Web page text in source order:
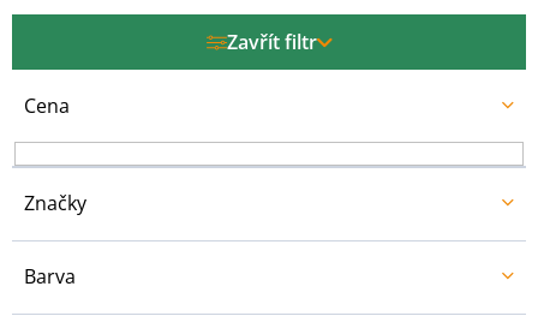
k
t
Zavřít filtr
Cena
Značky
Barva